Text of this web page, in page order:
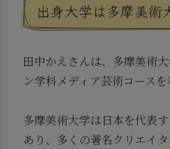
出身大学は多摩美術
田中かえさんは、多摩美術
ン学科メディア芸術コースを
多摩美術大学は日本を代表
あり、多くの著名クリエイ